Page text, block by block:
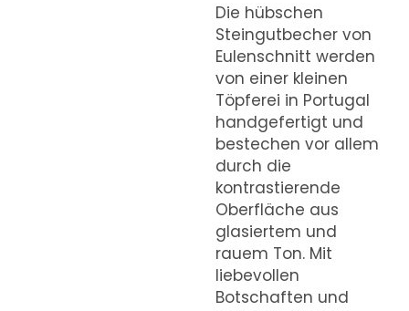
Die hübschen
Steingutbecher von
Eulenschnitt werden
von einer kleinen
Töpferei in Portugal
handgefertigt und
bestechen vor allem
durch die
kontrastierende
Oberfläche aus
glasiertem und
rauem Ton. Mit
liebevollen
Botschaften und